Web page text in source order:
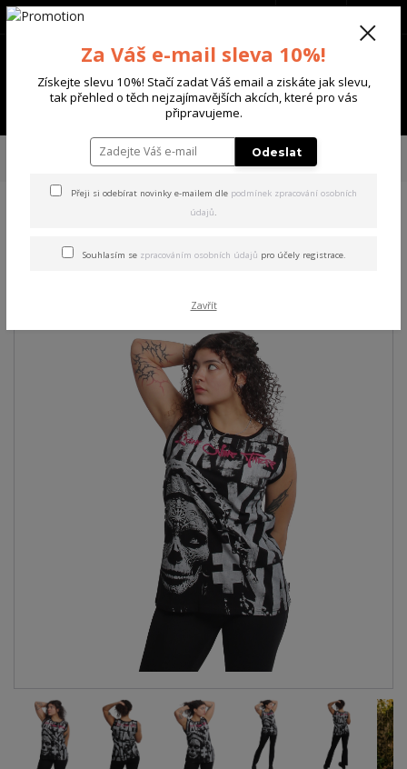
Menu
+420 702 136 620
TRIČKA & TÍLKA
Yakuza dámské tílko Native Urban
Urban Tank Shirt
Za Váš e-mail sleva 10%!
Získejte slevu 10%! Stačí zadat Váš email a ziskáte jak slevu,
tak přehled o těch nejzajímavějších akcích, které pro vás
připravujeme.
Odeslat
Přeji si odebírat novinky e-mailem dle podmínek zpracování osobních
údajů.
Souhlasím se zpracováním osobních údajů pro účely registrace.
Zavřít